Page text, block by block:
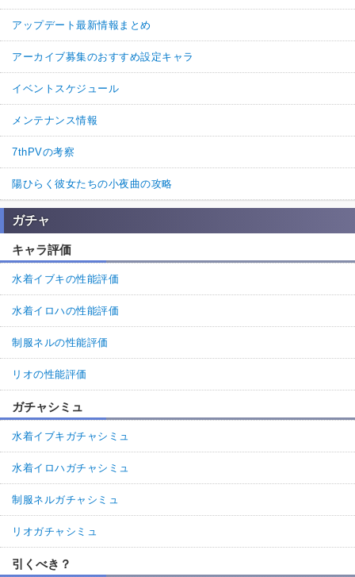
アップデート最新情報まとめ
アーカイブ募集のおすすめ設定キャラ
イベントスケジュール
メンテナンス情報
7thPVの考察
陽ひらく彼女たちの小夜曲の攻略
ガチャ
キャラ評価
水着イブキの性能評価
水着イロハの性能評価
制服ネルの性能評価
リオの性能評価
ガチャシミュ
水着イブキガチャシミュ
水着イロハガチャシミュ
制服ネルガチャシミュ
リオガチャシミュ
引くべき？